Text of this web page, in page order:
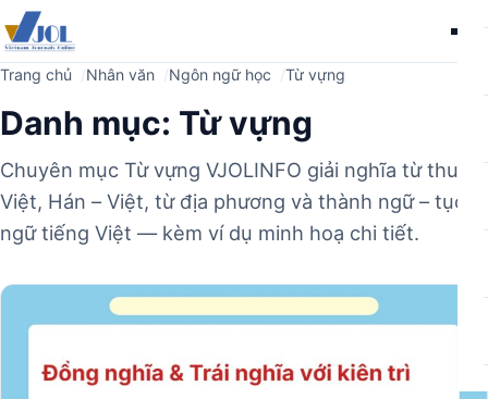
Trang chủ Nhân văn Ngôn ngữ học Từ vựng
Danh mục: Từ vựng
Chuyên mục Từ vựng VJOLINFO giải nghĩa từ thuần
Việt, Hán – Việt, từ địa phương và thành ngữ – tục
ngữ tiếng Việt — kèm ví dụ minh hoạ chi tiết.